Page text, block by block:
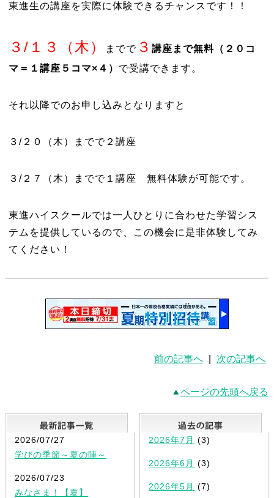
東進生の講座を実際に体験できるチャンスです！！
３/１３（木） までで３ 講座まで無料（２０コ
マ＝１講座５コマ×４） で受講できます。
それ以降でのお申し込みとなりますと
３/２０（木）までで２講座
３/２７（木）までで１講座 無料体験が可能です。
東進ハイスクールでは一人ひとりに合わせた学習シス
テムを提供しているので、この機会に是非体験してみ
てください！
前の記事へ 次の記事へ
ページの先頭へ戻る
最新記事一覧
2026/07/27
学びの季節～夏の陣～
2026/07/23
みなさま！【夏】
2026年7月 (3)
2026年6月 (3)
2026年5月 (7)